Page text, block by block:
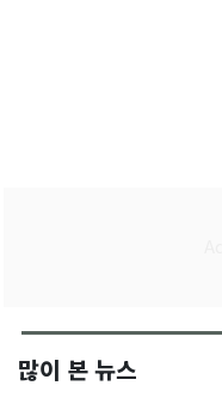
많이 본 뉴스